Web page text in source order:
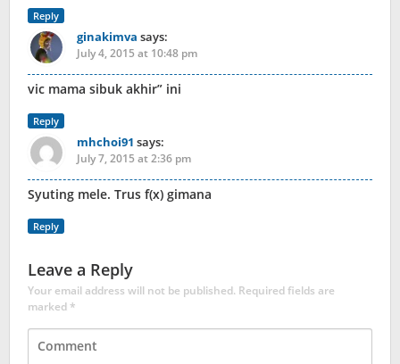
Reply
ginakimva says:
July 4, 2015 at 10:48 pm
vic mama sibuk akhir” ini
Reply
mhchoi91 says:
July 7, 2015 at 2:36 pm
Syuting mele. Trus f(x) gimana
Reply
Leave a Reply
Your email address will not be published. Required fields are
marked*